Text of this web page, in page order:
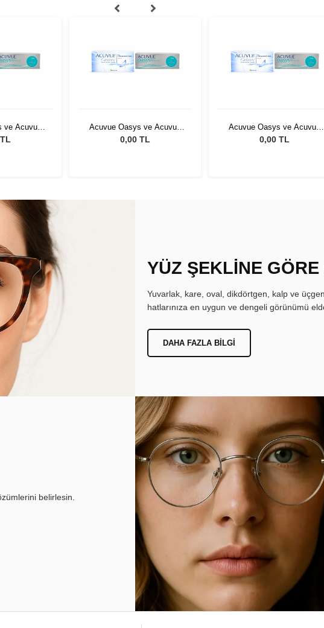
ve Acuvue
Bir Arada
Acuvue Oasys ve Acuvue
Oasys 1 Day İkisi Bir Arada
0,00 TL
Acuvue Oasys ve Acuvue
Oasys 1 Day İkisi Bir Arada
0,00 TL
YÜZ ŞEKLİNE
Yuvarlak, kare, oval, dikdörtgen, kalp ve
hatlarınıza en uygun ve dengeli görünümü
DAHA FAZLA BILGI
belirlesin.